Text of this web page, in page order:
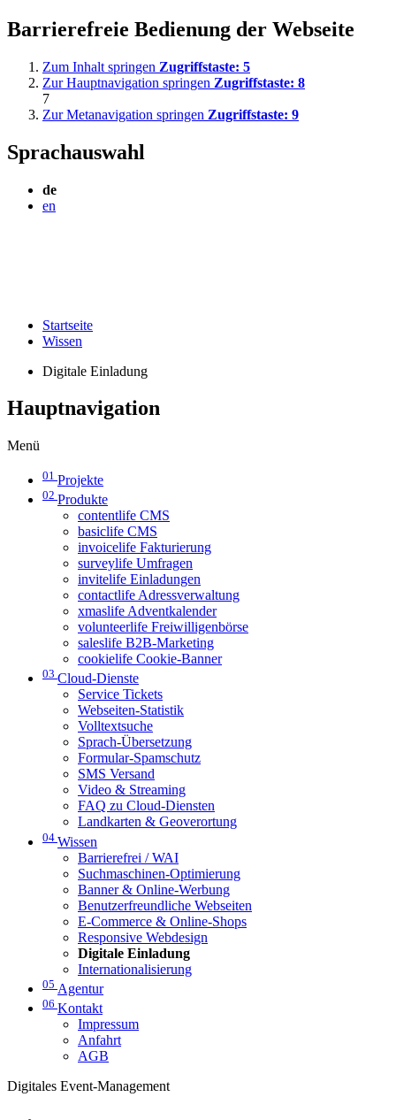
Barrierefreie Bedienung der Webseite
Zum Inhalt springen Zugriffstaste: 5
Zur Hauptnavigation springen Zugriffstaste: 8
7
Zur Metanavigation springen Zugriffstaste: 9
Sprachauswahl
de
en
Startseite
Wissen
Digitale Einladung
Hauptnavigation
Menü
01 Projekte
02 Produkte
contentlife CMS
basiclife CMS
invoicelife Fakturierung
surveylife Umfragen
invitelife Einladungen
contactlife Adressverwaltung
xmaslife Adventkalender
volunteerlife Freiwilligenbörse
saleslife B2B-Marketing
cookielife Cookie-Banner
03 Cloud-Dienste
Service Tickets
Webseiten-Statistik
Volltextsuche
Sprach-Übersetzung
Formular-Spamschutz
SMS Versand
Video & Streaming
FAQ zu Cloud-Diensten
Landkarten & Geoverortung
04 Wissen
Barrierefrei / WAI
Suchmaschinen-Optimierung
Banner & Online-Werbung
Benutzerfreundliche Webseiten
E-Commerce & Online-Shops
Responsive Webdesign
Digitale Einladung
Internationalisierung
05 Agentur
06 Kontakt
Impressum
Anfahrt
AGB
Digitales Event-Management